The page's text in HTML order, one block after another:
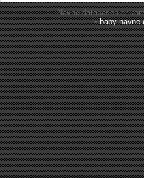
Navne-databasen er
•baby-